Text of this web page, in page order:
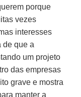
porque
vezes
interesses
de que a
um projeto
das empresas
grave e mostra
manter a